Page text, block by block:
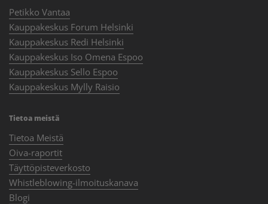
Petikko Vantaa
Kauppakeskus Forum Helsinki
Kauppakeskus Redi Helsinki
Kauppakeskus Iso Omena Espoo
Kauppakeskus Sello Espoo
Kauppakeskus Mylly Raisio
Tietoa meistä
Tietoa Meistä
Oiva-raportit
Täyttöpisteverkosto
Whistleblowing-ilmoituskanava
Blogi